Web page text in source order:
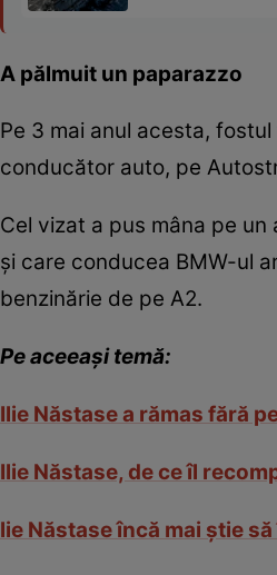
A pălmuit un paparazzo
Pe 3 mai anul acesta,
conducător auto, pe
Cel vizat a pus mâna pe
și care conducea BMW-ul
benzinărie de pe A2.
Pe aceeaşi temă:
Ilie Năstase a rămas fără
Ilie Năstase, de ce îl
lie Năstase încă mai ştie